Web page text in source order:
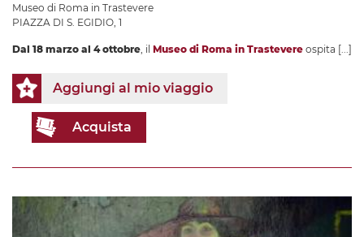
Museo di Roma in Trastevere
PIAZZA DI S. EGIDIO, 1
Dal 18 marzo al 4 ottobre , il Museo di Roma in Trastevere ospita [...]
Aggiungi al mio viaggio
Acquista